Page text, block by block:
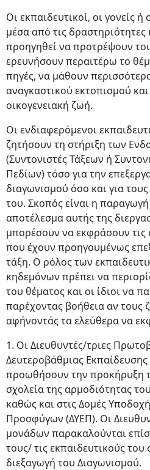
Οι εκπαιδευτικοί, οι γονείς
μέσα από τις
προηγηθεί να προτρέψουν
ερευνήσουν περαιτέρω το
πηγές, να μάθουν
αναγκαστικού εκτοπισμού
οικογενειακή ζωή.
Οι ενδιαφερόμενοι
ζητήσουν τη στήριξη των
(Συντονιστές Τάξεων ή
Πεδίων) τόσο για την
διαγωνισμού όσο και για
του. Σκοπός είναι η
αποτέλεσμα αυτής της
μπορέσουν να εκφράσουν τις
που έχουν προηγουμένως
τάξη. Ο ρόλος των
κηδεμόνων πρέπει να
του θέματος και οι ίδιοι να
παρέχοντας βοήθεια αν τους
αφήνοντάς τα ελεύθερα να
1. Οι Διευθυντές/τριες
Δευτεροβάθμιας
προωθήσουν την προκήρυξη
σχολεία της αρμοδιότητας
καθώς και στις Δομές
Προσφύγων (ΔΥΕΠ). Οι
μονάδων παρακαλούνται
τους/ τις εκπαιδευτικούς του
διεξαγωγή του Διαγωνισμού.